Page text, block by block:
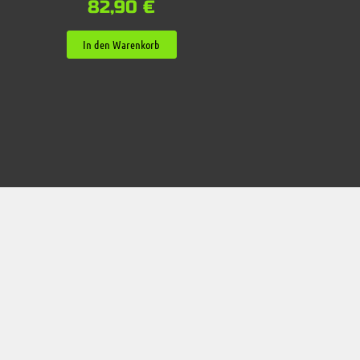
82,90€
In den Warenkorb